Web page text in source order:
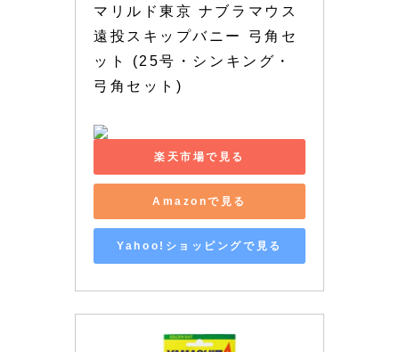
マリルド東京 ナブラマウス
遠投スキップバニー 弓角セ
ット (25号・シンキング・
弓角セット)
楽天市場で見る
Amazonで見る
Yahoo!ショッピングで見る